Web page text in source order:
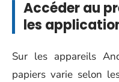
Accéder au
les
Sur les appareils
papiers varie selon